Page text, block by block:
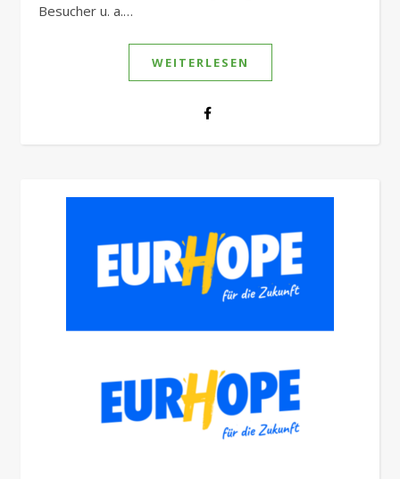
Besucher u. a.…
WEITERLESEN